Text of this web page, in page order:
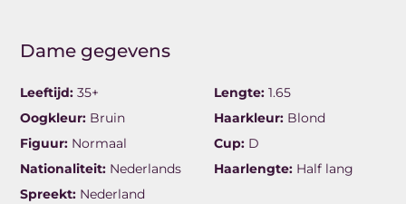
Dame gegevens
Leeftijd: 35+ Lengte: 1.65
Oogkleur: Bruin Haarkleur: Blond
Figuur: Normaal Cup: D
Nationaliteit: Nederlands Haarlengte: Half lang
Spreekt: Nederland